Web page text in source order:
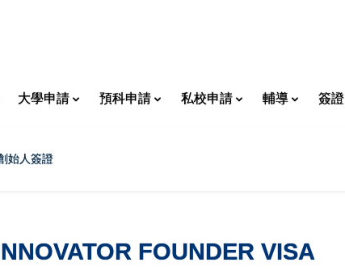
大學申請 預科申請 私校申請 輔導 簽證
始人簽證
FOUNDER VISA